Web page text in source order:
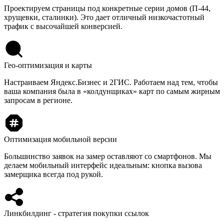
Проектируем страницы под конкретные серии домов (П-44,
хрущевки, сталинки). Это дает отличный низкочастотный
трафик с высочайшей конверсией.
Гео-оптимизация и карты
Настраиваем Яндекс.Бизнес и 2ГИС. Работаем над тем, чтобы
ваша компания была в «колдунщиках» карт по самым жирным
запросам в регионе.
Оптимизация мобильной версии
Большинство заявок на замер оставляют со смартфонов. Мы
делаем мобильный интерфейс идеальным: кнопка вызова
замерщика всегда под рукой.
Линкбилдинг - стратегия покупки ссылок